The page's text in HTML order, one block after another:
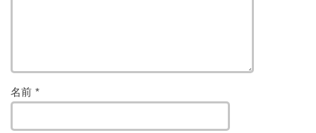
名前 *